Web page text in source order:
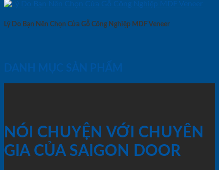
Lý Do Bạn Nên Chọn Cửa Gỗ Công Nghiệp MDF Veneer
DANH MỤC SẢN PHẨM
NÓI CHUYỆN VỚI CHUYÊN
GIA CỦA SAIGON DOOR